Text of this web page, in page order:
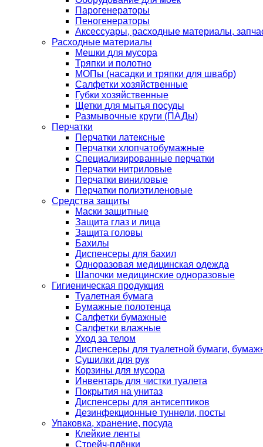
Парогенераторы
Пеногенераторы
Аксессуары, расходные материалы,
Расходные материалы
Мешки для мусора
Тряпки и полотно
МОПы (насадки и тряпки для швабр)
Салфетки хозяйственные
Губки хозяйственные
Щетки для мытья посуды
Размывочные круги (ПАДы)
Перчатки
Перчатки латексные
Перчатки хлопчатобумажные
Специализированные перчатки
Перчатки нитриловые
Перчатки виниловые
Перчатки полиэтиленовые
Средства защиты
Маски защитные
Защита глаз и лица
Защита головы
Бахилы
Диспенсеры для бахил
Одноразовая медицинская одежда
Шапочки медицинские одноразовые
Гигиеническая продукция
Туалетная бумага
Бумажные полотенца
Салфетки бумажные
Салфетки влажные
Уход за телом
Диспенсеры для туалетной бумаги,
Сушилки для рук
Корзины для мусора
Инвентарь для чистки туалета
Покрытия на унитаз
Диспенсеры для антисептиков
Дезинфекционные туннели, посты
Упаковка, хранение, посуда
Клейкие ленты
Стрейч-плёнки